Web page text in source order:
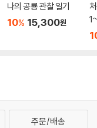
나의 공룡 관찰 일기
10% 15,300원
주문/배송